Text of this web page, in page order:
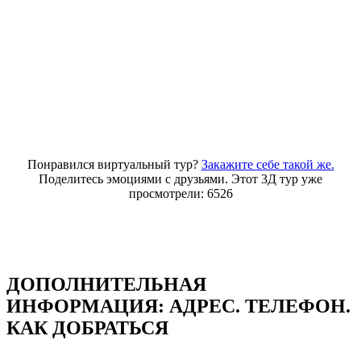
Понравился виртуальный тур? Закажите себе такой же.
Поделитесь эмоциями с друзьями. Этот 3Д тур уже
просмотрели: 6526
ДОПОЛНИТЕЛЬНАЯ
ИНФОРМАЦИЯ: АДРЕC. ТЕЛЕФОН.
КАК ДОБРАТЬСЯ